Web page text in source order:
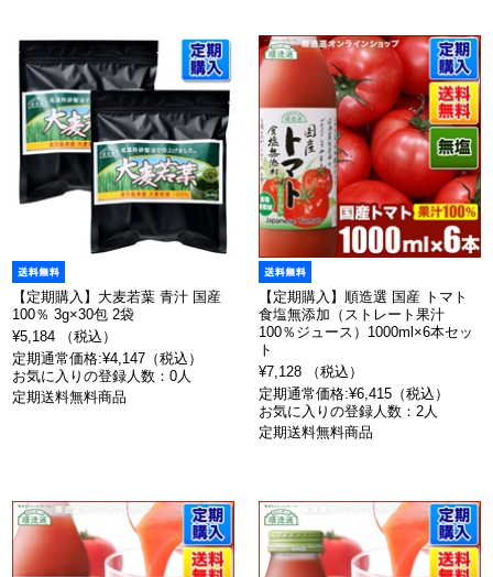
【定期購入】大麦若葉 青汁 国産
100％ 3g×30包 2袋
¥5,184 （税込）
定期通常価格:¥4,147（税込）
お気に入りの登録人数：0人
定期送料無料商品
【定期購入】順造選 国産 トマト
食塩無添加（ストレート果汁
100％ジュース）1000ml×6本セッ
ト
¥7,128 （税込）
定期通常価格:¥6,415（税込）
お気に入りの登録人数：2人
定期送料無料商品